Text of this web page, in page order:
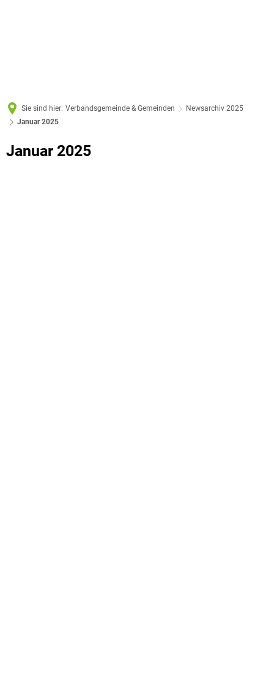
Sie sind hier: Verbandsgemeinde & Gemeinden
Newsarchiv 2025
Januar 2025
Januar
Januar 2025